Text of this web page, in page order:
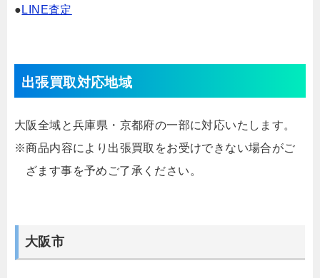
● LINE査定
出張買取対応地域
大阪全域と兵庫県・京都府の一部に対応いたします。
※商品内容により出張買取をお受けできない場合がご
ざます事を予めご了承ください。
大阪市